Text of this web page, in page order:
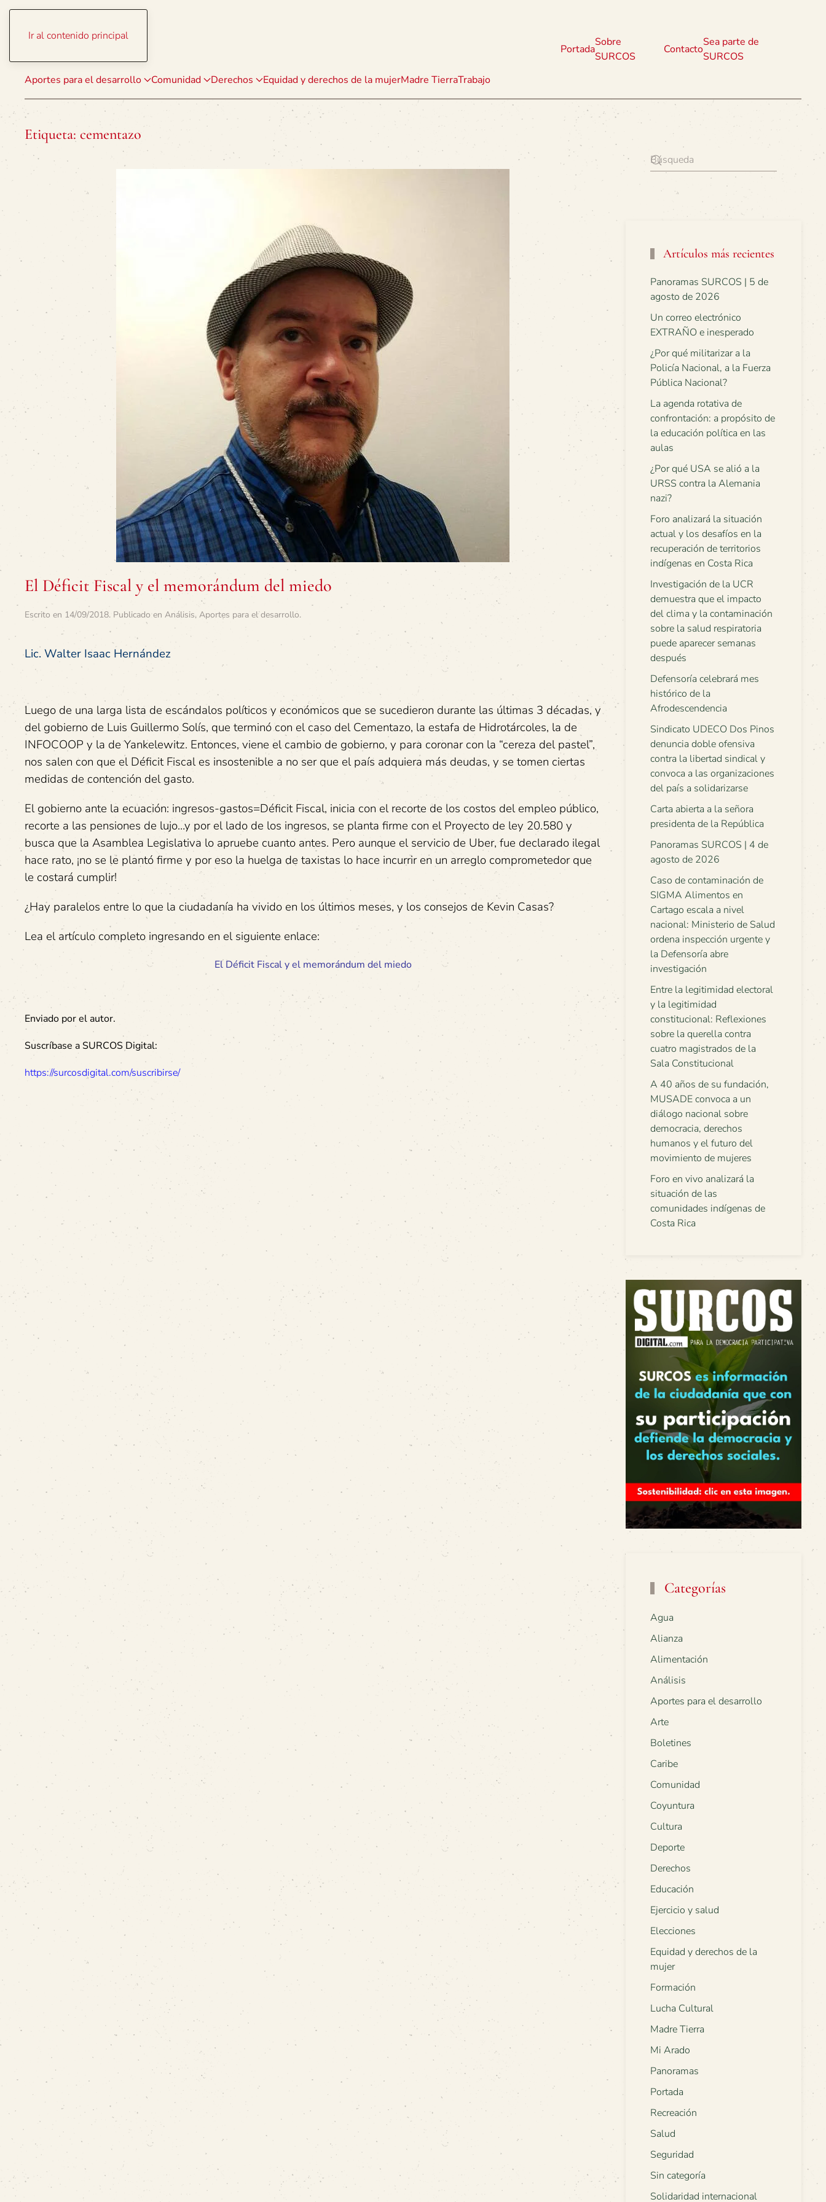
Ir al contenido principal
Aportes para el desarrollo Comunidad Derechos Equidad y derechos de la mujerMadre TierraTrabajo
Portada
Sobre
SURCOS
Contacto
Sea parte de
SURCOS
Etiqueta: cementazo
El Déficit Fiscal y el memorándum del miedo
Escrito en 14/09/2018. Publicado en Análisis, Aportes para el desarrollo.
Lic. Walter Isaac Hernández
Luego de una larga lista de escándalos políticos y económicos que se sucedieron durante las últimas 3 décadas, y
del gobierno de Luis Guillermo Solís, que terminó con el caso del Cementazo, la estafa de Hidrotárcoles, la de
INFOCOOP y la de Yankelewitz. Entonces, viene el cambio de gobierno, y para coronar con la “cereza del pastel”,
nos salen con que el Déficit Fiscal es insostenible a no ser que el país adquiera más deudas, y se tomen ciertas
medidas de contención del gasto.
El gobierno ante la ecuación: ingresos-gastos=Déficit Fiscal, inicia con el recorte de los costos del empleo público,
recorte a las pensiones de lujo…y por el lado de los ingresos, se planta firme con el Proyecto de ley 20.580 y
busca que la Asamblea Legislativa lo apruebe cuanto antes. Pero aunque el servicio de Uber, fue declarado ilegal
hace rato, ¡no se le plantó firme y por eso la huelga de taxistas lo hace incurrir en un arreglo comprometedor que
le costará cumplir!
¿Hay paralelos entre lo que la ciudadanía ha vivido en los últimos meses, y los consejos de Kevin Casas?
Lea el artículo completo ingresando en el siguiente enlace:
El Déficit Fiscal y el memorándum del miedo
Enviado por el autor.
Suscríbase a SURCOS Digital:
https://surcosdigital.com/suscribirse/
Artículos más recientes
Panoramas SURCOS | 5 de
agosto de 2026
Un correo electrónico
EXTRAÑO e inesperado
¿Por qué militarizar a la
Policía Nacional, a la Fuerza
Pública Nacional?
La agenda rotativa de
confrontación: a propósito de
la educación política en las
aulas
¿Por qué USA se alió a la
URSS contra la Alemania
nazi?
Foro analizará la situación
actual y los desafíos en la
recuperación de territorios
indígenas en Costa Rica
Investigación de la UCR
demuestra que el impacto
del clima y la contaminación
sobre la salud respiratoria
puede aparecer semanas
después
Defensoría celebrará mes
histórico de la
Afrodescendencia
Sindicato UDECO Dos Pinos
denuncia doble ofensiva
contra la libertad sindical y
convoca a las organizaciones
del país a solidarizarse
Carta abierta a la señora
presidenta de la República
Panoramas SURCOS | 4 de
agosto de 2026
Caso de contaminación de
SIGMA Alimentos en
Cartago escala a nivel
nacional: Ministerio de Salud
ordena inspección urgente y
la Defensoría abre
investigación
Entre la legitimidad electoral
y la legitimidad
constitucional: Reflexiones
sobre la querella contra
cuatro magistrados de la
Sala Constitucional
A 40 años de su fundación,
MUSADE convoca a un
diálogo nacional sobre
democracia, derechos
humanos y el futuro del
movimiento de mujeres
Foro en vivo analizará la
situación de las
comunidades indígenas de
Costa Rica
Categorías
Agua
Alianza
Alimentación
Análisis
Aportes para el desarrollo
Arte
Boletines
Caribe
Comunidad
Coyuntura
Cultura
Deporte
Derechos
Educación
Ejercicio y salud
Elecciones
Equidad y derechos de la
mujer
Formación
Lucha Cultural
Madre Tierra
Mi Arado
Panoramas
Portada
Recreación
Salud
Seguridad
Sin categoría
Solidaridad internacional